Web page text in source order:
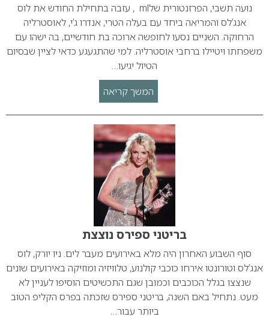
נועה תשבי, הפרזנטורית שלml , עזבה בתחילת החודש את לוס
אנג’לס והמריאה ביחד עם בעלה הטרי, אנדרו ג’י, לאוסטרליה
הרחוקה. השניים נסעו לחופשה ארוכה בת חודשיים, בה ישהו עם
משפחתו ויטיילו ברחבי אוסטרליה. למי שהתגעגע כדאי לציין שבסיום
הטיול יגיעו…
המשך קריאה
בריטני ספירס נוצצת
סוף השבוע האחרון היה מלא באירועים מעבר לים. ניו יורק, לוס
אנג’לס וטורונטו אירחו כוכבי קולנוע, טלוויזיה ומוזיקה באירועים שונים
שנצצו בגלל הכוכבים וכמובן שגם התכשיטים הוסיפו לעניין לא
מעט. נתחיל באם השנה, בריטני ספירס שזכתה בפרס הקליפ הטוב
ביותר עבור…